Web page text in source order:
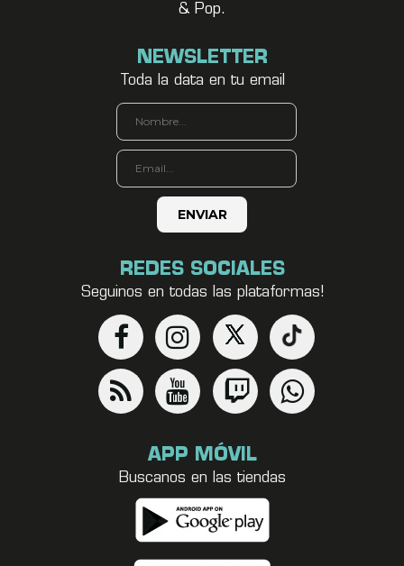
& Pop.
NEWSLETTER
Toda la data en tu email
REDES SOCIALES
Seguinos en todas las plataformas!
APP MÓVIL
Buscanos en las tiendas